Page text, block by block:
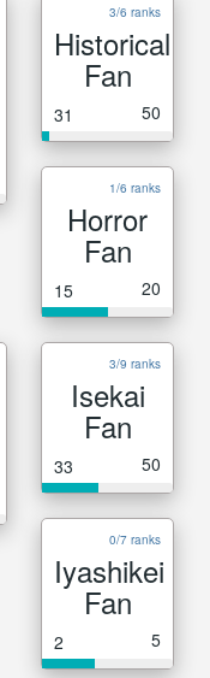
3/6 ranks
Historical
Fan
31 50
1/6 ranks
Horror
Fan
15 20
3/9 ranks
Isekai
Fan
33 50
0/7 ranks
Iyashikei
Fan
2 5